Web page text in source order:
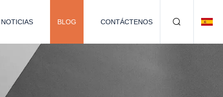
NOTICIAS BLOG CONTÁCTENOS